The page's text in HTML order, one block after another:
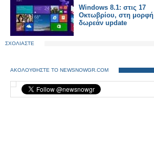
Windows 8.1: στις 17
Οκτωβρίου, στη μορφή
δωρεάν update
ΣΧΟΛΙΑΣΤΕ
ΑΚΟΛΟΥΘΗΣΤΕ ΤΟ NEWSNOWGR.COM